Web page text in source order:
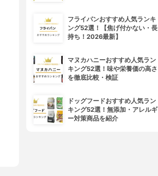
フライパンおすすめ人気ランキ
ング52選！【焦げ付かない・長
持ち！2026最新】
マヌカハニーおすすめ人気ラン
キング52選！味や栄養価の高さ
を徹底比較・検証
ドッグフードおすすめ人気ラン
キング52選！無添加・アレルギ
ー対策商品を紹介